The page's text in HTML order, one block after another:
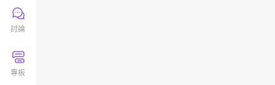
討論
專板